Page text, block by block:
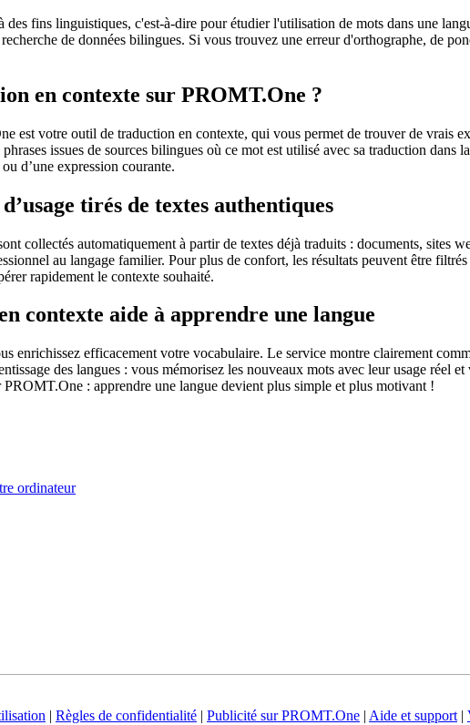
fins linguistiques, c'est-à-dire pour étudier l'utilisation de mots dans une
de données bilingues. Si vous trouvez une erreur d'orthographe, de
en contexte sur PROMT.One ?
est votre outil de traduction en contexte, qui vous permet de trouver de vrais
issues de sources bilingues où ce mot est utilisé avec sa traduction
d’une expression courante.
tirés de textes authentiques
collectés automatiquement à partir de textes déjà traduits : documents,
au langage familier. Pour plus de confort, les résultats peuvent être
rapidement le contexte souhaité.
contexte aide à apprendre une langue
enrichissez efficacement votre vocabulaire. Le service montre clairement
des langues : vous mémorisez les nouveaux mots avec leur usage réel
: apprendre une langue devient plus simple et plus motivant !
ordinateur
| Règles de confidentialité | Publicité sur PROMT.One | Aide et support |